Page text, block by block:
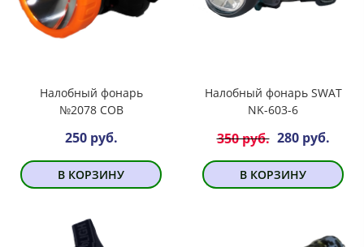
Налобный фонарь
№2078 COB
250 руб.
В КОРЗИНУ
Налобный фонарь SWAT
NK-603-6
350 руб. 280 руб.
В КОРЗИНУ